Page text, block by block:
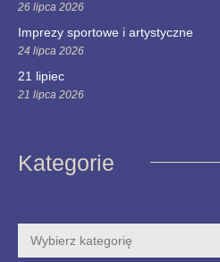
26 lipca 2026
Imprezy sportowe i artystyczne
24 lipca 2026
21 lipiec
21 lipca 2026
Kategorie